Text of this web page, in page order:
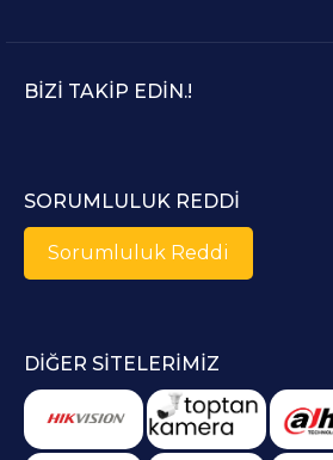
BIZI TAKIP EDIN.!
SORUMLULUK REDDI
Sorumluluk Reddi
DIĞER SITELERIMIZ